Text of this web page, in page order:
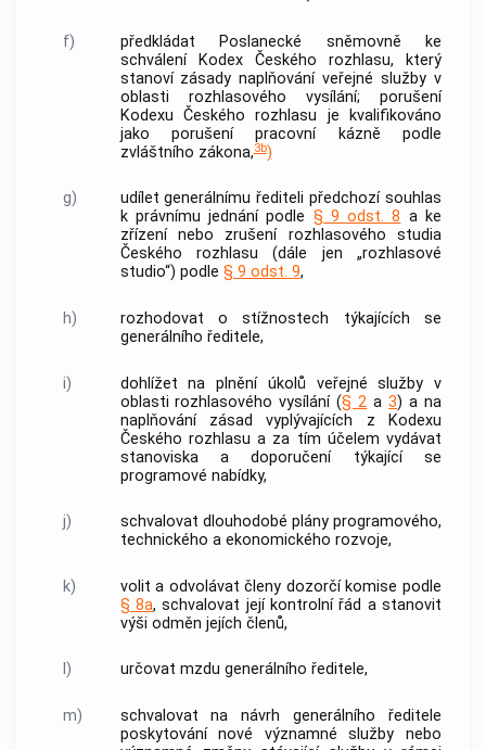
f)
předkládat Poslanecké sněmovně ke
schválení Kodex Českého rozhlasu, který
stanoví zásady naplňování veřejné služby v
oblasti rozhlasového vysílání; porušení
Kodexu Českého rozhlasu je kvalifikováno
jako porušení pracovní kázně podle
zvláštního zákona,3b)
g)
udílet generálnímu řediteli předchozí souhlas
k právnímu jednání podle § 9 odst. 8 a ke
zřízení nebo zrušení rozhlasového studia
Českého rozhlasu (dále jen „rozhlasové
studio“) podle § 9 odst. 9,
h)
rozhodovat o stížnostech týkajících se
generálního ředitele,
i)
dohlížet na plnění úkolů veřejné služby v
oblasti rozhlasového vysílání (§ 2 a3) a na
naplňování zásad vyplývajících z Kodexu
Českého rozhlasu a za tím účelem vydávat
stanoviska a doporučení týkající se
programové nabídky,
j)
schvalovat dlouhodobé plány programového,
technického a ekonomického rozvoje,
k)
volit a odvolávat členy dozorčí komise podle
§ 8a, schvalovat její kontrolní řád a stanovit
výši odměn jejích členů,
l) určovat mzdu generálního ředitele,
m)
schvalovat na návrh generálního ředitele
poskytovánínové významné služby nebo